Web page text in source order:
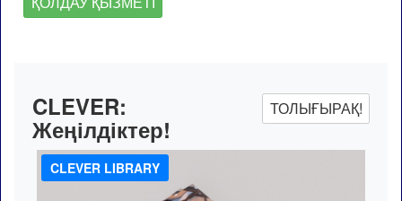
CLEVER:
Жеңілдіктер!
ТОЛЫҒЫРАҚ!
CLEVER LIBRARY